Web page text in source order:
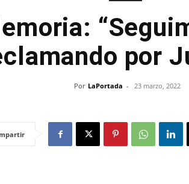
por
Por LaPortada - 23 marzo, 2022